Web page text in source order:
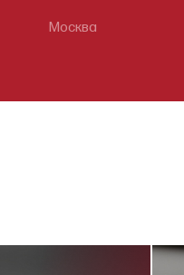
Москва